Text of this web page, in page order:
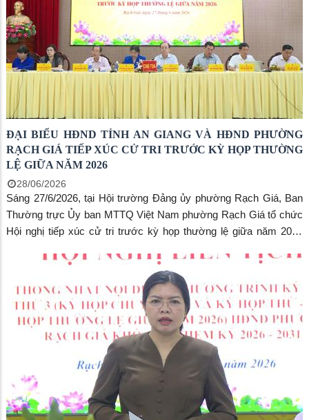
ĐẠI BIỂU HĐND TỈNH AN GIANG VÀ HĐND PHƯỜNG
RẠCH GIÁ TIẾP XÚC CỬ TRI TRƯỚC KỲ HỌP THƯỜNG
LỆ GIỮA NĂM 2026
28/06/2026
Sáng 27/6/2026, tại Hội trường Đảng ủy phường Rạch Giá, Ban
Thường trực Ủy ban MTTQ Việt Nam phường Rạch Giá tổ chức
Hội nghị tiếp xúc cử tri trước kỳ họp thường lệ giữa năm 2026
Rạch Giá khóa II, nhiệm kỳ 2026-2031.